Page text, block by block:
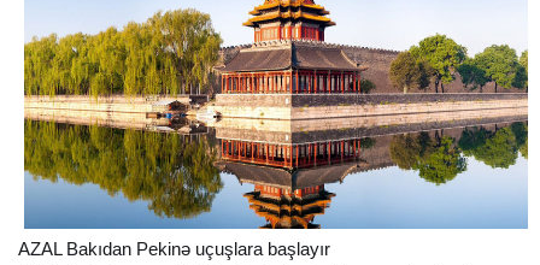
AZAL Bakıdan Pekinə uçuşlara başlayır